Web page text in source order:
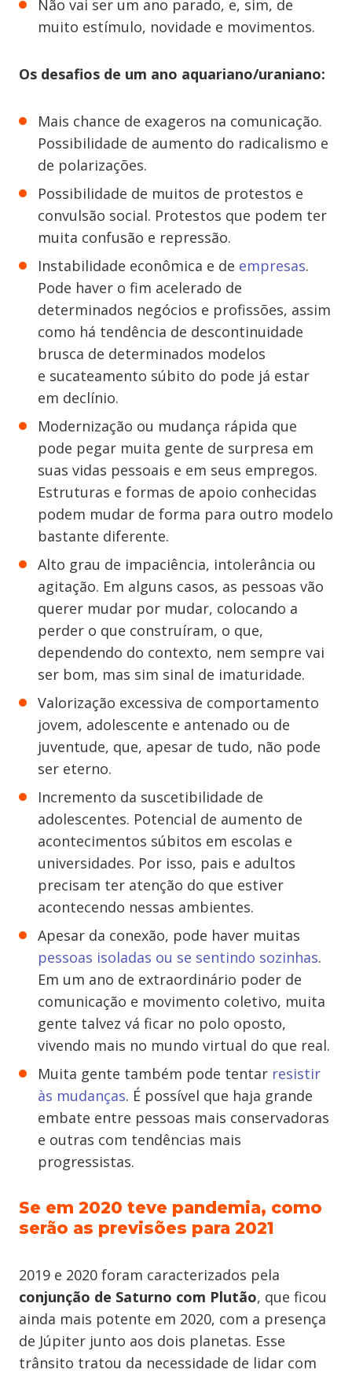
Não vai ser um ano parado, e, sim, de
muito estímulo, novidade e movimentos.
Os desafios de um ano aquariano/uraniano:
Mais chance de exageros na comunicação.
Possibilidade de aumento do radicalismo e
de polarizações.
Possibilidade de muitos de protestos e
convulsão social. Protestos que podem ter
muita confusão e repressão.
Instabilidade econômica e de empresas.
Pode haver o fim acelerado de
determinados negócios e profissões, assim
como há tendência de descontinuidade
brusca de determinados modelos
e sucateamento súbito do pode já estar
em declínio.
Modernização ou mudança rápida que
pode pegar muita gente de surpresa em
suas vidas pessoais e em seus empregos.
Estruturas e formas de apoio conhecidas
podem mudar de forma para outro modelo
bastante diferente.
Alto grau de impaciência, intolerância ou
agitação. Em alguns casos, as pessoas vão
querer mudar por mudar, colocando a
perder o que construíram, o que,
dependendo do contexto, nem sempre vai
ser bom, mas sim sinal de imaturidade.
Valorização excessiva de comportamento
jovem, adolescente e antenado ou de
juventude, que, apesar de tudo, não pode
ser eterno.
Incremento da suscetibilidade de
adolescentes. Potencial de aumento de
acontecimentos súbitos em escolas e
universidades. Por isso, pais e adultos
precisam ter atenção do que estiver
acontecendo nessas ambientes.
Apesar da conexão, pode haver muitas
pessoas isoladas ou se sentindo sozinhas.
Em um ano de extraordinário poder de
comunicação e movimento coletivo, muita
gente talvez vá ficar no polo oposto,
vivendo mais no mundo virtual do que real.
Muita gente também pode tentar resistir
às mudanças. É possível que haja grande
embate entre pessoas mais conservadoras
e outras com tendências mais
progressistas.
Se em 2020 teve pandemia, como
serão as previsões para 2021
2019 e 2020 foram caracterizados pela
conjunção de Saturno com Plutão, que ficou
ainda mais potente em 2020, com a presença
de Júpiter junto aos dois planetas. Esse
trânsito tratou da necessidade de lidar com